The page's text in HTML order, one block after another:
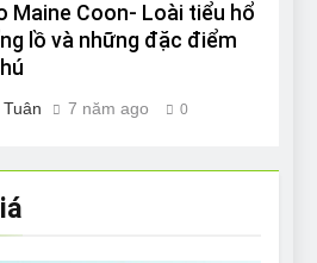
Maine Coon- Loài tiểu hổ
lồ và những đặc điểm
Tuân 7 năm ago 0